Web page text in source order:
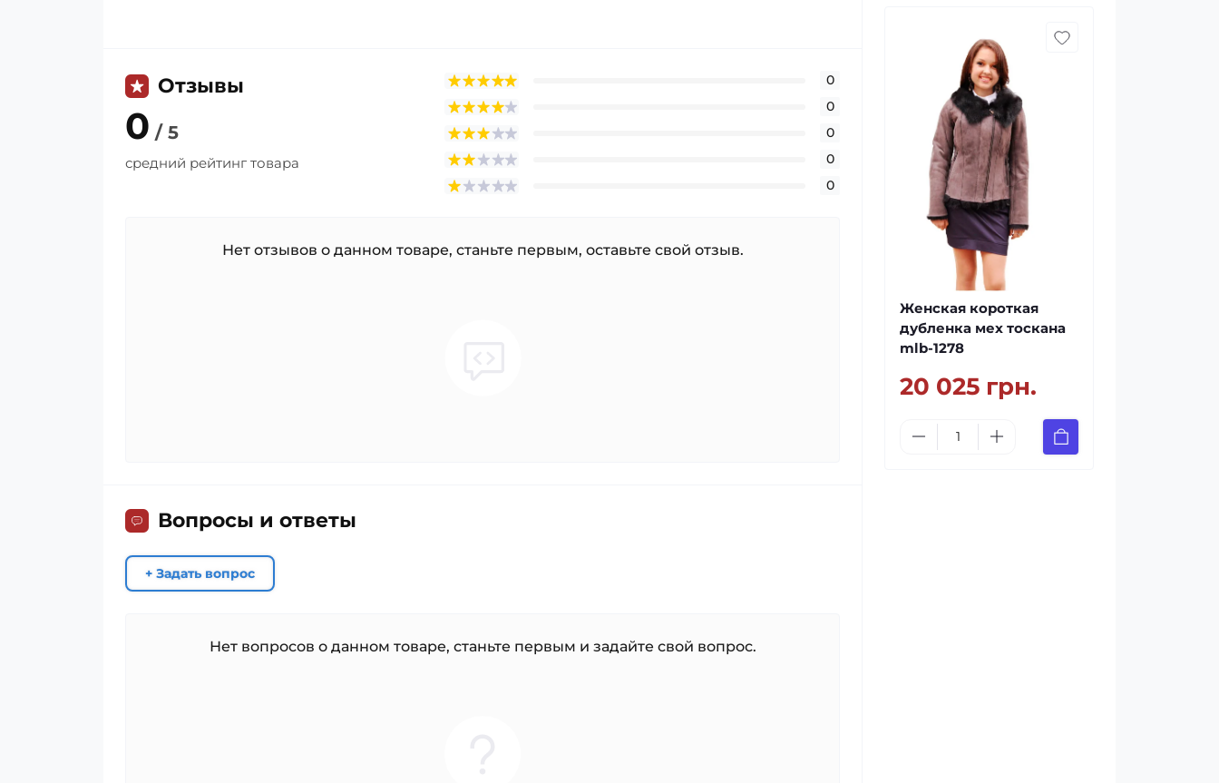
Отзывы
0 / 5
средний рейтинг товара
0
0
0
0
0
Нет отзывов о данном товаре, станьте первым, оставьте свой отзыв.
Вопросы и ответы
+ Задать вопрос
Нет вопросов о данном товаре, станьте первым и задайте свой вопрос.
Женская короткая
дубленка мех тоскана
mlb-1278
20 025 грн.